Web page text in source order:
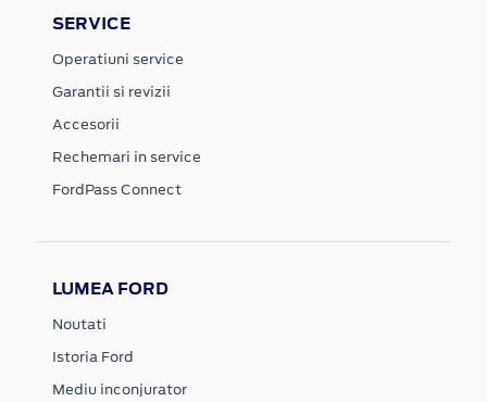
SERVICE
Operatiuni service
Garantii si revizii
Accesorii
Rechemari in service
FordPass Connect
LUMEA FORD
Noutati
Istoria Ford
Mediu inconjurator